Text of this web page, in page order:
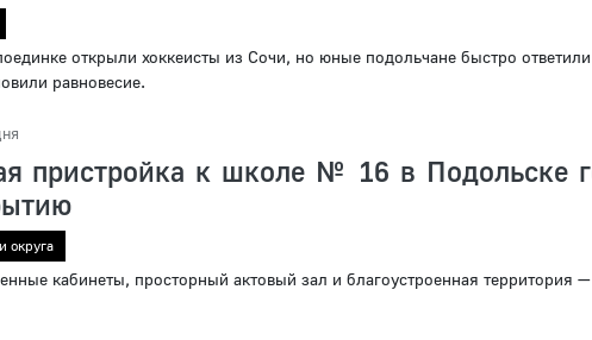
открыли хоккеисты из Сочи, но юные подольчане быстро
равновесие.
пристройка к школе № 16 в Подольске
округа
кабинеты, просторный актовый зал и благоустроенная территория —